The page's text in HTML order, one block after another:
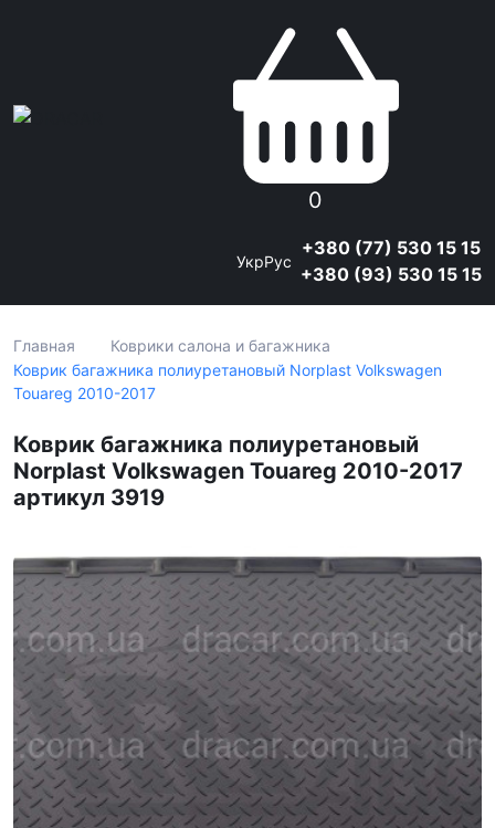
0
УкрРус
+380 (77) 530 15 15
+380 (93) 530 15 15
Главная
Коврики салона и багажника
Коврик багажника полиуретановый Norplast Volkswagen
Touareg 2010-2017
Коврик багажника полиуретановый
Norplast Volkswagen Touareg 2010-2017
артикул 3919